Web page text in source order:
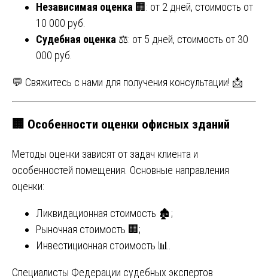
Независимая оценка 🏢: от 2 дней, стоимость от
10 000 руб.
Судебная оценка ⚖️: от 5 дней, стоимость от 30
000 руб.
💬 Свяжитесь с нами для получения консультации! 📩
🏢 Особенности оценки офисных зданий
Методы оценки зависят от задач клиента и
особенностей помещения. Основные направления
оценки:
Ликвидационная стоимость 🏚️;
Рыночная стоимость 🏢;
Инвестиционная стоимость 📊.
Специалисты Федерации судебных экспертов